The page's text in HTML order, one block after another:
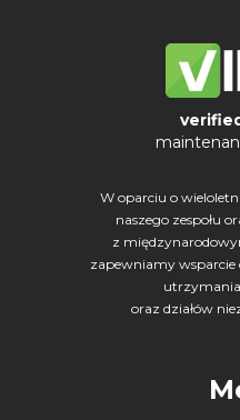
Wibrodiagnostyka
W oparciu o
naszego zespołu
z
zapewniamy wsparcie
oraz działów